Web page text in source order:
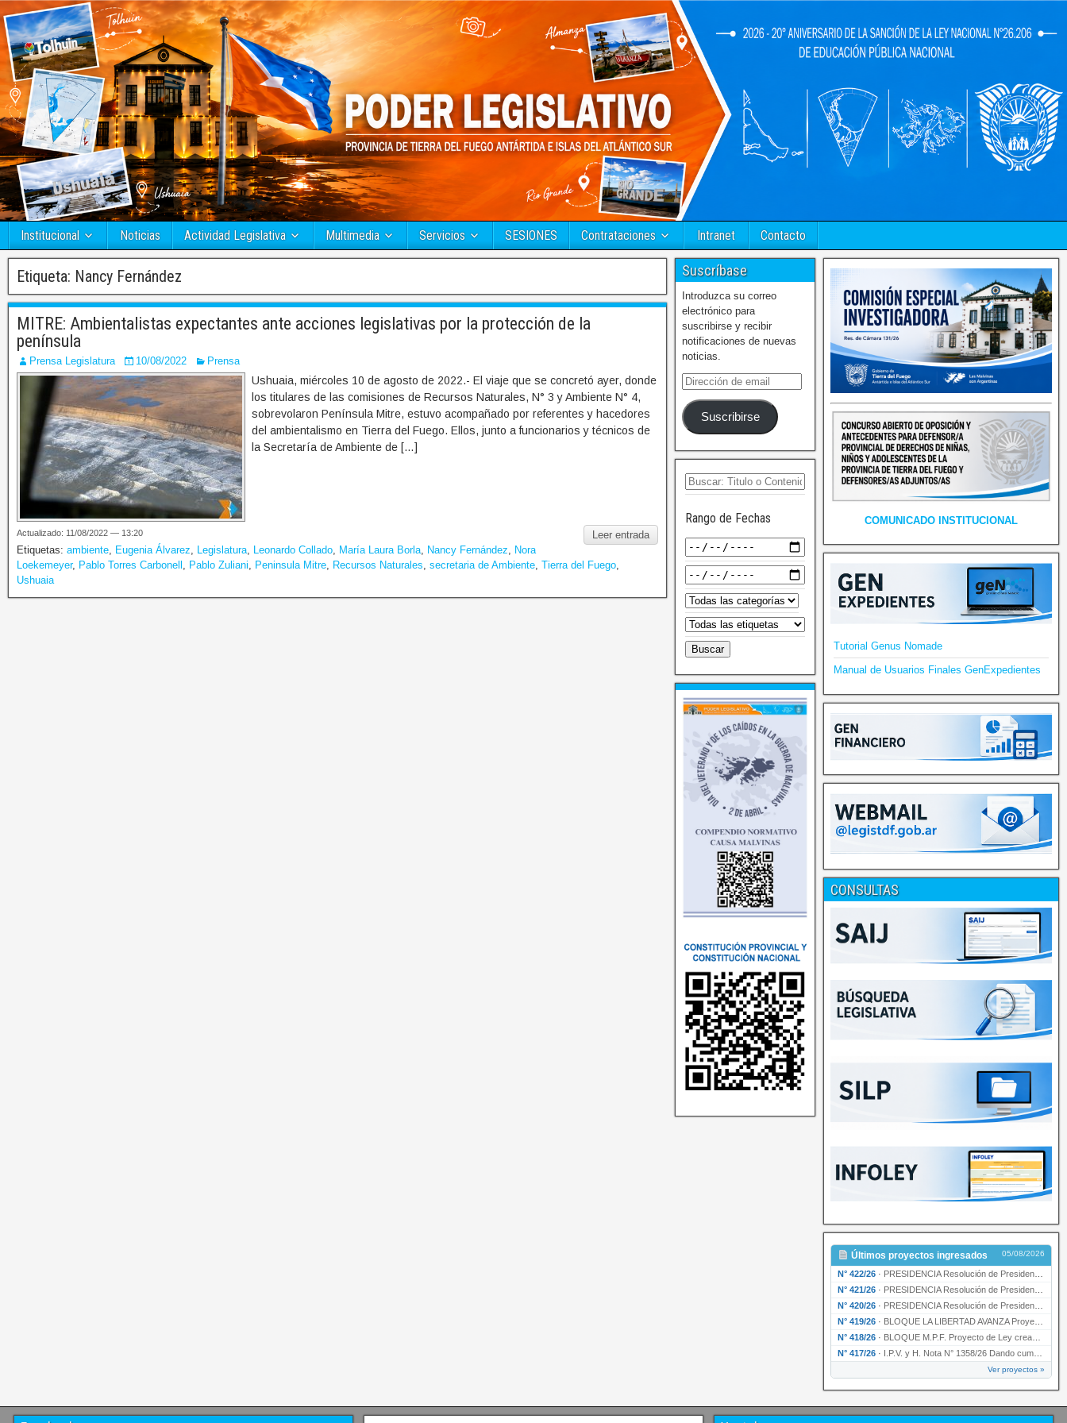
Institucional Noticias Actividad Legislativa Multimedia Servicios SESIONES Contrataciones Intranet Contacto
Etiqueta: Nancy Fernández
MITRE: Ambientalistas expectantes ante acciones legislativas por la protección de la
península
Prensa Legislatura 10/08/2022 Prensa
Ushuaia, miércoles 10 de agosto de 2022.- El viaje que se concretó ayer, donde
los titulares de las comisiones de Recursos Naturales, N° 3 y Ambiente N° 4,
sobrevolaron Península Mitre, estuvo acompañado por referentes y hacedores
del ambientalismo en Tierra del Fuego. Ellos, junto a funcionarios y técnicos de
la Secretaría de Ambiente de […]
Leer entrada
Actualizado: 11/08/2022 — 13:20
Etiquetas: ambiente, Eugenia Álvarez, Legislatura, Leonardo Collado, María Laura Borla, Nancy Fernández, Nora
Loekemeyer, Pablo Torres Carbonell , Pablo Zuliani, Peninsula Mitre, Recursos Naturales, secretaria de Ambiente, Tierra del Fuego,
Ushuaia
Suscríbase
Introduzca su correo
electrónico para
suscribirse y recibir
notificaciones de nuevas
noticias.
Suscribirse
Rango de Fechas COMUNICADO INSTITUCIONAL
Tutorial Genus Nomade
Manual de Usuarios Finales GenExpedientes
CONSULTAS
Últimos proyectos ingresados 05/08/2026
N° 422/26 · PRESIDENCIA Resolución de Presidencia N° 200/26 para su ratificación.
N° 421/26 · PRESIDENCIA Resolución de Presidencia N° 199/26 para su ratificación.
N° 420/26 · PRESIDENCIA Resolución de Presidencia N° 198/26 para su ratificación.
N° 419/26 · BLOQUE LA LIBERTAD AVANZA Proyecto de Ley declarando la esencialidad del servicio educativ…
N° 418/26 · BLOQUE M.P.F. Proyecto de Ley creando el Ente Único Regulador de servicios públicos de la …
N° 417/26 · I.P.V. y H. Nota N° 1358/26 Dando cumplimiento al artículo 29 de la Ley provincial N° 1399…
Ver proyectos »